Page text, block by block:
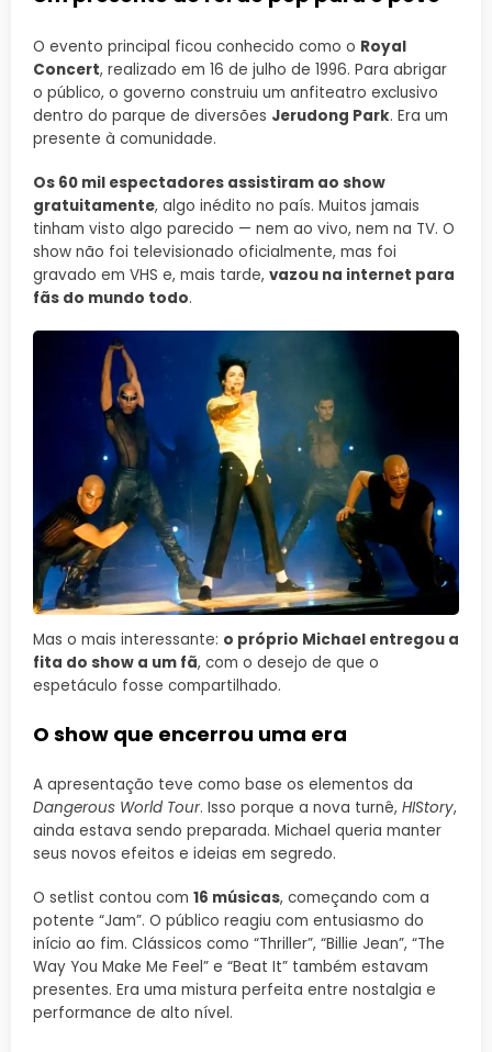
O evento principal ficou conhecido como o Royal
Concert, realizado em 16 de julho de 1996. Para abrigar
o público, o governo construiu um anfiteatro exclusivo
dentro do parque de diversões Jerudong Park. Era um
presente à comunidade.
Os 60 mil espectadores assistiram ao show
gratuitamente, algo inédito no país. Muitos jamais
tinham visto algo parecido — nem ao vivo, nem na TV. O
show não foi televisionado oficialmente, mas foi
gravado em VHS e, mais tarde, vazou na internet para
fãs do mundo todo.
Mas o mais interessante: o próprio Michael entregou a
fita do show a um fã, com o desejo de que o
espetáculo fosse compartilhado.
O show que encerrou uma era
A apresentação teve como base os elementos da
Dangerous World Tour. Isso porque a nova turnê, HIStory,
ainda estava sendo preparada. Michael queria manter
seus novos efeitos e ideias em segredo.
O setlist contou com 16 músicas, começando com a
potente “Jam”. O público reagiu com entusiasmo do
início ao fim. Clássicos como “Thriller”, “Billie Jean”, “The
Way You Make Me Feel” e “Beat It” também estavam
presentes. Era uma mistura perfeita entre nostalgia e
performance de alto nível.